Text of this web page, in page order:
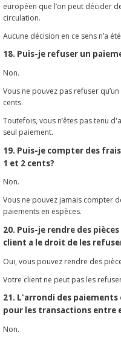
européen que l’on peut décider
circulation.
Aucune décision en ce sens n’a
18. Puis-je refuser un
Non.
Vous ne pouvez pas refuser
cents.
Toutefois, vous n’êtes pas tenu
seul paiement.
19. Puis-je compter des
1 et 2 cents?
Non.
Vous ne pouvez jamais compter
paiements en espèces.
20. Puis-je rendre des
client a le droit de les
Oui, vous pouvez rendre des
Votre client ne peut pas les
21. L'arrondi des
pour les transactions entre
Non.